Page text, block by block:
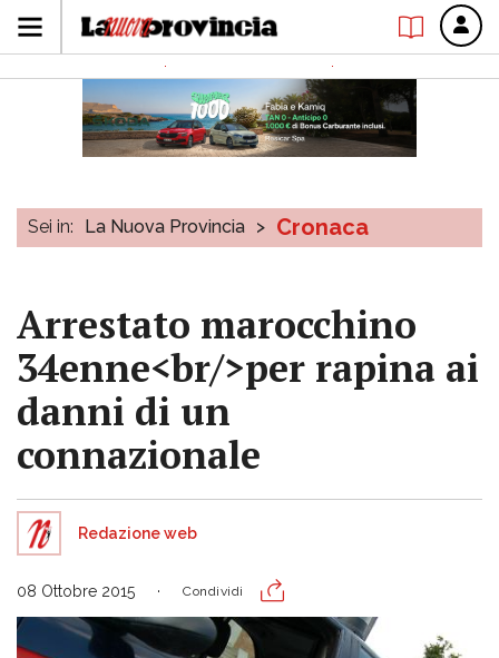
Sei in: La Nuova Provincia > Cronaca
Arrestato marocchino
34enne<br/>per rapina ai
danni di un
connazionale
Redazione web
08 Ottobre 2015 Condividi